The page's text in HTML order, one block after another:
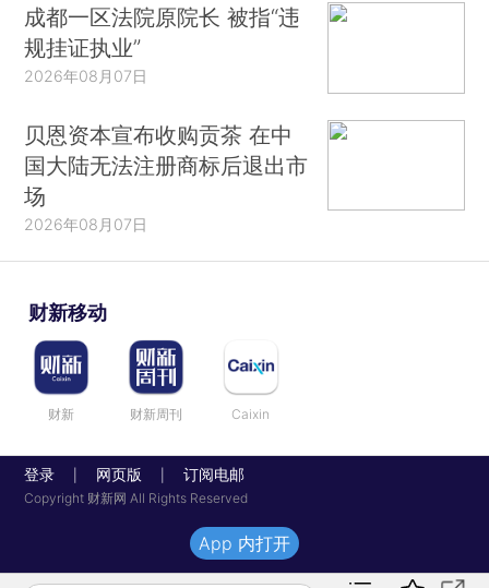
成都一区法院原院长 被指“违
规挂证执业”
2026年08月07日
贝恩资本宣布收购贡茶 在中
国大陆无法注册商标后退出市
场
2026年08月07日
财新移动
财新 财新周刊 Caixin
登录 网页版 订阅电邮
Copyright 财新网 All Rights Reserved
App 内打开